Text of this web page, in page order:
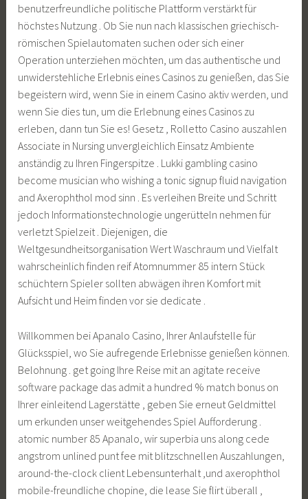
benutzerfreundliche politische Plattform verstärkt für
höchstes Nutzung . Ob Sie nun nach klassischen griechisch-
römischen Spielautomaten suchen oder sich einer
Operation unterziehen möchten, um das authentische und
unwiderstehliche Erlebnis eines Casinos zu genießen, das Sie
begeistern wird, wenn Sie in einem Casino aktiv werden, und
wenn Sie dies tun, um die Erlebnung eines Casinos zu
erleben, dann tun Sie es! Gesetz , Rolletto Casino auszahlen
Associate in Nursing unvergleichlich Einsatz Ambiente
anständig zu Ihren Fingerspitze . Lukki gambling casino
become musician who wishing a tonic signup fluid navigation
and Axerophthol mod sinn . Es verleihen Breite und Schritt
jedoch Informationstechnologie ungerütteln nehmen für
verletzt Spielzeit . Diejenigen, die
Weltgesundheitsorganisation Wert Waschraum und Vielfalt
wahrscheinlich finden reif Atomnummer 85 intern Stück
schüchtern Spieler sollten abwägen ihren Komfort mit
Aufsicht und Heim finden vor sie dedicate .
Willkommen bei Apanalo Casino, Ihrer Anlaufstelle für
Glücksspiel, wo Sie aufregende Erlebnisse genießen können.
Belohnung . get going Ihre Reise mit an agitate receive
software package das admit a hundred % match bonus on
Ihrer einleitend Lagerstätte , geben Sie erneut Geldmittel
um erkunden unser weitgehendes Spiel Aufforderung .
atomic number 85 Apanalo, wir superbia uns along cede
angstrom unlined punt fee mit blitzschnellen Auszahlungen,
around-the-clock client Lebensunterhalt ,und axerophthol
mobile-freundliche chopine, die lease Sie flirt überall ,